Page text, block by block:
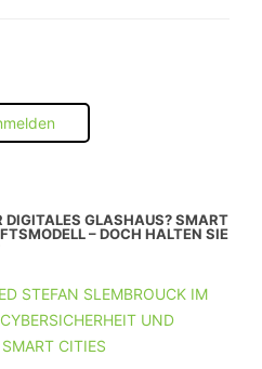
DIGITALES GLASHAUS? SMART
– DOCH HALTEN SIE
STEFAN SLEMBROUCK IM
UND
CITIES